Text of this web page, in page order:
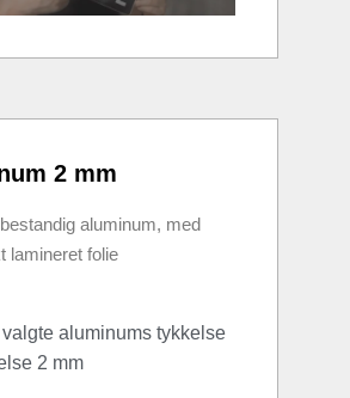
2 mm
aluminum, med
lamineret folie
valgte aluminums tykkelse
2 mm